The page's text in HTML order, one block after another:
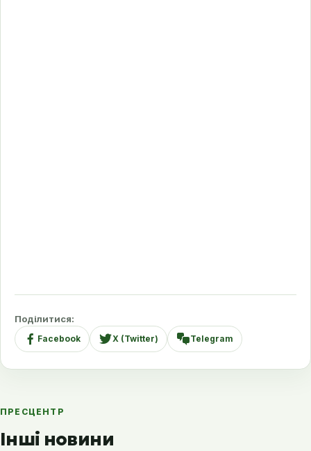
Поділитися:
Facebook X (Twitter) Telegram
ПРЕСЦЕНТР
Інші новини